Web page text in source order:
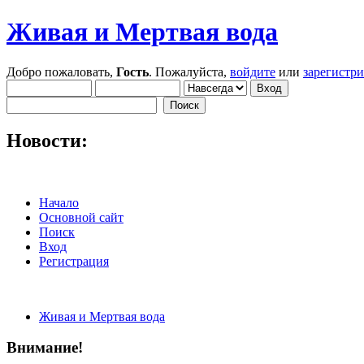
Живая и Мертвая вода
Добро пожаловать, Гость. Пожалуйста, войдите или
Новости:
Начало
Основной сайт
Поиск
Вход
Регистрация
Живая и Мертвая вода
Внимание!